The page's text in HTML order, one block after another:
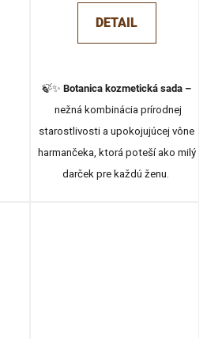
DETAIL
🍃✨ Botanica kozmetická sada –
nežná kombinácia prírodnej
starostlivosti a upokojujúcej vône
harmančeka, ktorá poteší ako milý
darček pre každú ženu.